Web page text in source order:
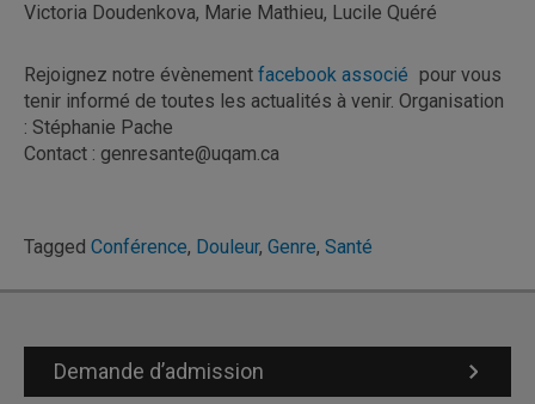
Victoria Doudenkova, Marie Mathieu, Lucile Quéré
Rejoignez notre évènement facebook associé pour vous
tenir informé de toutes les actualités à venir. Organisation
: Stéphanie Pache
Contact : genresante@uqam.ca
Tagged Conférence, Douleur, Genre, Santé
Demande d’admission